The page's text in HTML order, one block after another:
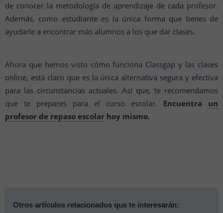
de conocer la metodología de aprendizaje de cada profesor.
Además, como estudiante es la única forma que tienes de
ayudarle a encontrar más alumnos a los que dar clases.
Ahora que hemos visto cómo funciona Classgap y las clases
online, está claro que es la única alternativa segura y efectiva
para las circunstancias actuales. Así que, te recomendamos
que te prepares para el curso escolar. Encuentra un
profesor de repaso escolar hoy mismo.
Otros artículos relacionados que te interesarán: